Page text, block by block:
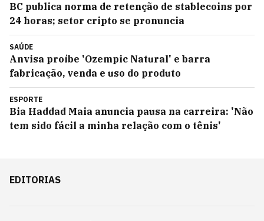
BC publica norma de retenção de stablecoins por
24 horas; setor cripto se pronuncia
SAÚDE
Anvisa proíbe 'Ozempic Natural' e barra
fabricação, venda e uso do produto
ESPORTE
Bia Haddad Maia anuncia pausa na carreira: 'Não
tem sido fácil a minha relação com o tênis'
EDITORIAS